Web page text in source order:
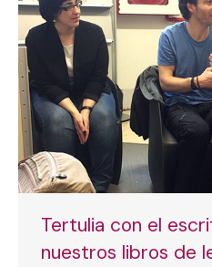
Tertulia con el
nuestros libros de